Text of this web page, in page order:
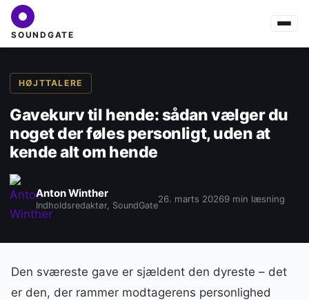
SOUNDGATE
HØJTTALERE
Gavekurv til hende: sådan vælger du
noget der føles personligt, uden at
kende alt om hende
Anton Winther
Indholdsredaktør, SoundGate
26. marts 20269 min læsning
Den sværeste gave er sjældent den dyreste – det
er den, der rammer modtagerens personlighed